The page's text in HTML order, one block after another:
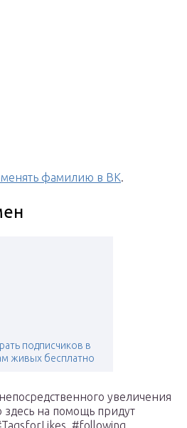
фамилию в ВК.
подписчиков в
живых бесплатно
увеличения
здесь на помощь придут
#following,